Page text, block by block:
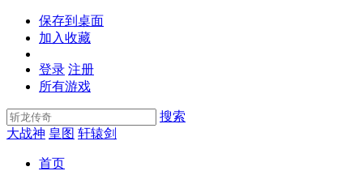
保存到桌面
加入收藏
登录 注册
所有游戏
搜索
大战神 皇图 轩辕剑
首页